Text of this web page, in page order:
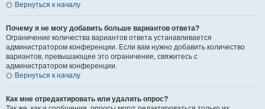
Вернуться к началу
Почему я не могу добавить больше вариантов ответа?
Ограничение количества вариантов ответа устанавливается
администратором конференции. Если вам нужно добавить количество
вариантов, превышающее это ограничение, свяжитесь с
администратором конференции.
Вернуться к началу
Как мне отредактировать или удалить опрос?